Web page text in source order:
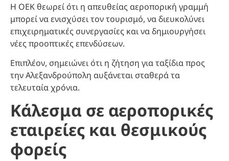
Η ΟΕΚ θεωρεί ότι η απευθείας αεροπορική γραμμή
μπορεί να ενισχύσει τον τουρισμό, να διευκολύνει
επιχειρηματικές συνεργασίες και να δημιουργήσει
νέες προοπτικές επενδύσεων.
Επιπλέον, σημειώνει ότι η ζήτηση για ταξίδια προς
την Αλεξανδρούπολη αυξάνεται σταθερά τα
τελευταία χρόνια.
Κάλεσμα σε αεροπορικές
εταιρείες και θεσμικούς
φορείς